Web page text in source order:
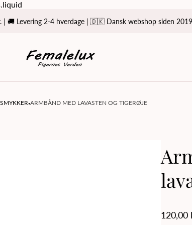
| 🚚 Levering 2-4 hverdage | 🇩🇰 Dansk webshop siden 2019
logo
·ARMBÅND MED LAVASTEN OG TIGERØJE
Regular
120,00